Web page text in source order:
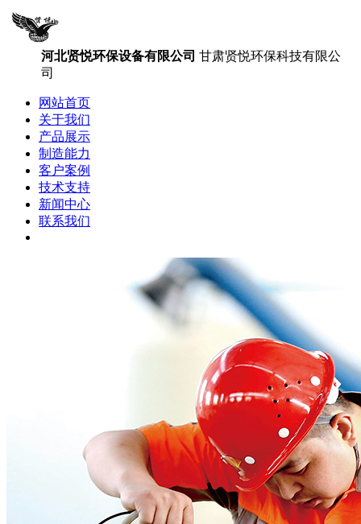
河北贤悦环保设备有限公司 甘肃贤悦环保科技有限公
司
网站首页
关于我们
产品展示
制造能力
客户案例
技术支持
新闻中心
联系我们